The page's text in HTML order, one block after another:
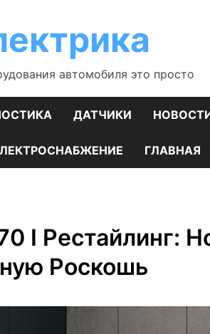
автомобиля это просто
ДАТЧИКИ
ГЛАВНАЯ
I Рестайлинг:
Роскошь